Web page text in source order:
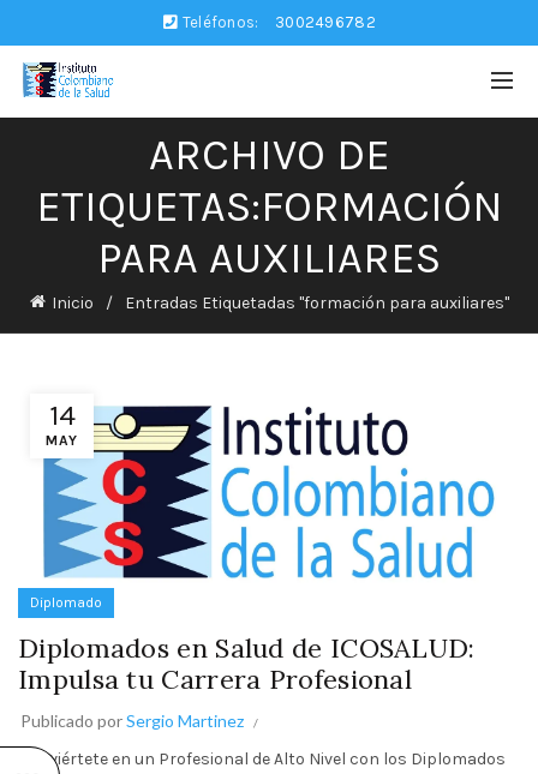
Teléfonos: 3002496782
ARCHIVO DE
ETIQUETAS:FORMACIÓN
PARA AUXILIARES
Inicio Entradas Etiquetadas "formación para auxiliares"
14
MAY
Diplomado
Diplomados en Salud de ICOSALUD:
Impulsa tu Carrera Profesional
Publicado porSergio Martinez
Conviértete en un Profesional de Alto Nivel con los Diplomados